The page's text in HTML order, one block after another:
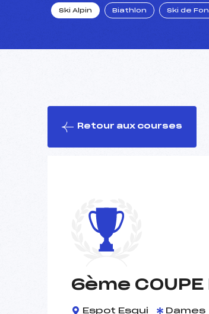
Ski Alpin Biathlon Ski de
Retour aux courses
6ème COUPE
Espot Esqui Dames